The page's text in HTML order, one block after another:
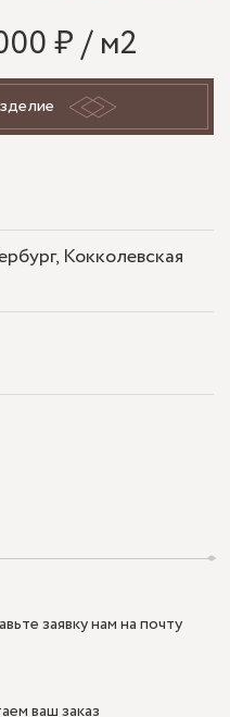
₽ / м2
Кокколевская
заявку нам на почту
ваш заказ